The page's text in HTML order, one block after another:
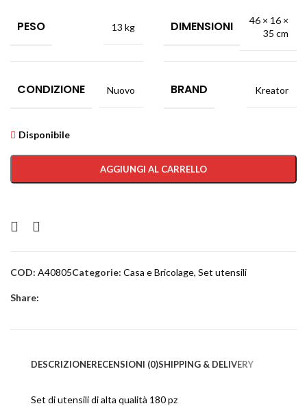
PESO 13 kg DIMENSIONI
46 × 16 ×
35 cm
CONDIZIONE Nuovo BRAND Kreator
Disponibile
AGGIUNGI AL CARRELLO
COD: A40805Categorie: Casa e Bricolage, Set utensili
Share:
DESCRIZIONERECENSIONI (0)SHIPPING & DELIVERY
Set di utensili di alta qualità 180 pz